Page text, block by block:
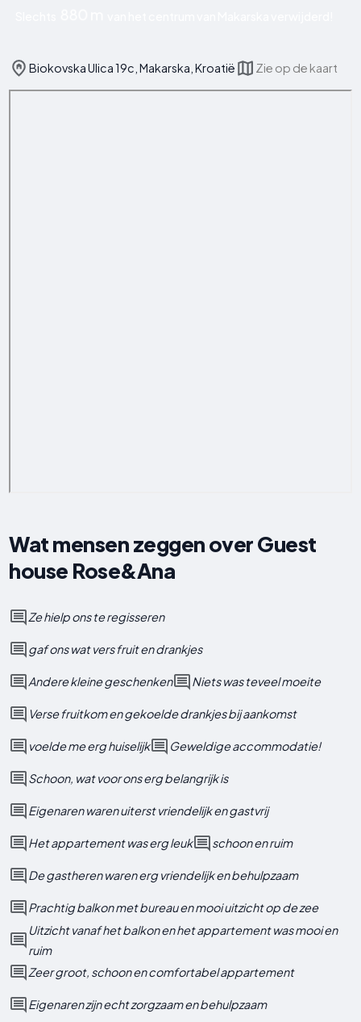
Biokovska Ulica 19c, Makarska, Kroatië Zie op de kaart
Wat mensen zeggen over Guest
house Rose&Ana
Ze hielp ons te regisseren
gaf ons wat vers fruit en drankjes
Andere kleine geschenken Niets was teveel moeite
Verse fruitkom en gekoelde drankjes bij aankomst
voelde me erg huiselijk Geweldige accommodatie!
Schoon, wat voor ons erg belangrijk is
Eigenaren waren uiterst vriendelijk en gastvrij
Het appartement was erg leuk schoon en ruim
De gastheren waren erg vriendelijk en behulpzaam
Prachtig balkon met bureau en mooi uitzicht op de zee
Uitzicht vanaf het balkon en het appartement was mooi en
ruim
Zeer groot, schoon en comfortabel appartement
Eigenaren zijn echt zorgzaam en behulpzaam